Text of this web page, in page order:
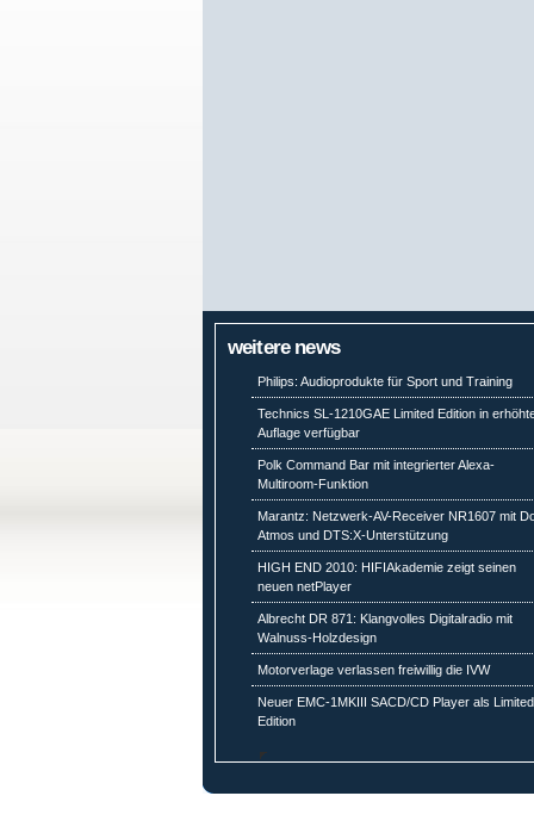
weitere news
Philips: Audioprodukte für Sport und Training
Technics SL-1210GAE Limited Edition in
Auflage verfügbar
Polk Command Bar mit integrierter Alexa-
Multiroom-Funktion
Marantz: Netzwerk-AV-Receiver NR1607 mit
Atmos und DTS:X-Unterstützung
HIGH END 2010: HIFIAkademie zeigt seinen
neuen netPlayer
Albrecht DR 871: Klangvolles Digitalradio mit
Walnuss-Holzdesign
Motorverlage verlassen freiwillig die IVW
Neuer EMC-1MKIII SACD/CD Player als Limited
Edition